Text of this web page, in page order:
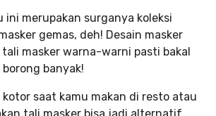
ini merupakan surganya koleksi
gemas, deh! Desain masker
masker warna-warni pasti bakal
banyak!
saat kamu makan di resto atau